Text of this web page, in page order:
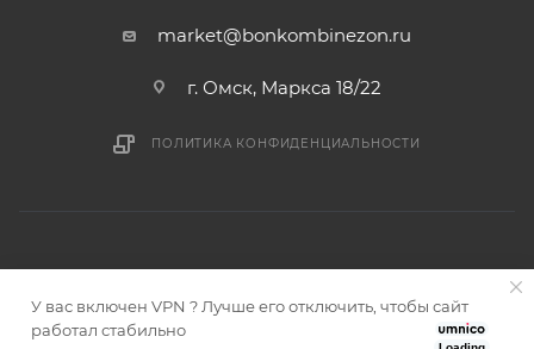
market@bonkombinezon.ru
г. Омск, Маркса 18/22
ПОЛИТИКА КОНФИДЕНЦИАЛЬНОСТИ
2026 © Bonkombinezon- зимние комбинезоны из Сибири
У вас включен VPN ? Лучше его отключить, чтобы сайт
работал стабильно